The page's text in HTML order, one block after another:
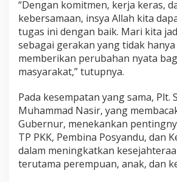
“Dengan komitmen, kerja keras,
kebersamaan, insya Allah kita
tugas ini dengan baik. Mari kita
sebagai gerakan yang tidak
memberikan perubahan nyata
masyarakat,” tutupnya.
Pada kesempatan yang sama, Plt.
Muhammad Nasir, yang
Gubernur, menekankan
TP PKK, Pembina Posyandu, dan
dalam meningkatkan
terutama perempuan, anak, dan